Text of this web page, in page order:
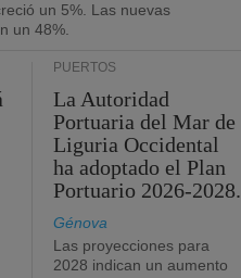
un 5%. Las nuevas
un 48%.
PUERTOS
La Autoridad
Portuaria del Mar de
Liguria Occidental
ha adoptado el Plan
Portuario 2026-2028.
Génova
Las proyecciones para
2028 indican un aumento